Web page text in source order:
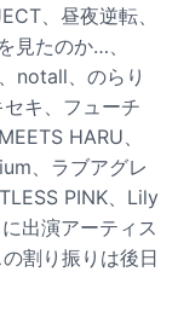
、昼夜逆転、
見たのか…、
notall、のらり
キ、フューチ
HARU、
、ラブアグレ
PINK、Lily
出演アーティス
割り振りは後日